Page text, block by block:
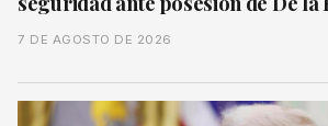
7 DE AGOSTO DE 2026